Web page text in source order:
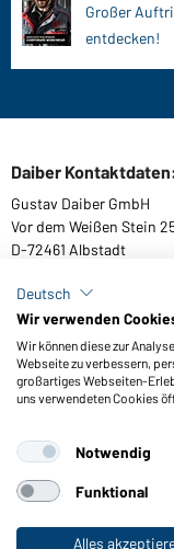
Großer
entdecken!
Daiber Kontaktdaten:
Gustav Daiber GmbH
Vor dem Weißen Stein
D-72461 Albstadt
Kataloge
Zu den Katalogen
AGB Impressum
Barrierefreiheit
© 2026 Daiber
Deutsch
Wir verwenden
Wir können diese zur
Webseite zu verbessern,
großartiges Webseiten-
uns verwendeten Cookies
Notwendig
Funktional
Alles